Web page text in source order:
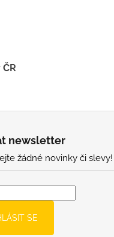
newsletter
žádné novinky či slevy!
SE